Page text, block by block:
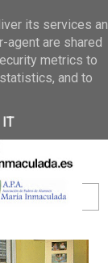
its services
agent are shared
metrics to
and to
IT